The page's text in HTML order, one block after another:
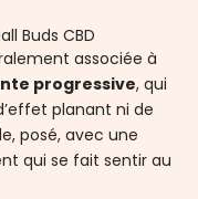
Buds CBD
associée à
progressive, qui
planant ni de
posé, avec une
qui se fait sentir au